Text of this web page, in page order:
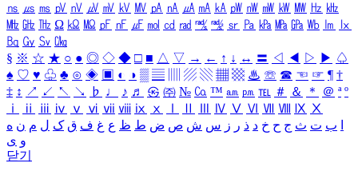
㎱ ㎲ ㎳ ㎴ ㎵ ㎶ ㎷ ㎸ ㎹ ㎀ ㎁ ㎂ ㎃ ㎄ ㎺ ㎻ ㎽ ㎾ ㎿ ㎐ ㎑
㎒ ㎓ ㎔ Ω ㏀ ㏁ ㎊ ㎋ ㎌ ㏖ ㏅ ㎭ ㎮ ㎯ ㏛ ㎩ ㎪ ㎫ ㎬ ㏝ ㏐
㏓
㏃ ㏉ ㏜ ㏆
§ ※ ☆ ★ ○ ● ◎ ◇ ◆ □ ■ △ ▽ → ← ↑ ↓ ↔ 〓 ◁ ◀ ▷ ▶ ♤
♠ ♡ ♥ ♧ ♣ ⊙ ◈ ▣ ◐ ◑ ▒ ▤ ▨ ▧ ▦ ▩ ♨ ☏ ☎ ☜ ☞ ¶ †
‡ ↕ ↗ ↙ ↖ ↘ ♭ ♩ ♪ ♬ ㉿ ㈜ № ㏇ ™ ㏂ ㏘ ℡ ＃ ＆ ＊ ＠ ª º
ⅰ
ⅱ ⅲ ⅳ ⅴ ⅵ ⅶ ⅷ ⅸ ⅹ Ⅳ Ⅴ Ⅵ Ⅶ Ⅷ Ⅸ Ⅹ
ب ت ث ج ح خ د ذ ر ز س ش ص ض ط ظ ع غ ف ق ک ل م ن ه
و ی
닫기